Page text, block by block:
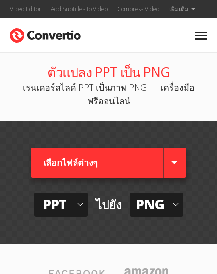
Video Editor Add Subtitles to Video Compress Video เพิ่มเติม
ตัวแปลง PPT เป็น PNG
เรนเดอร์สไลด์ PPT เป็นภาพ PNG — เครื่องมือ
ฟรีออนไลน์
เลือกไฟล์ต่างๆ​
PPT ไปยัง PNG